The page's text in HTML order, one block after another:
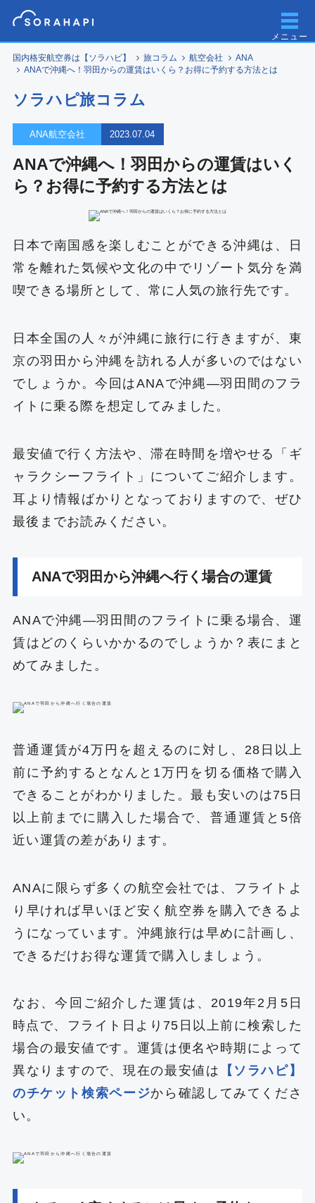
メニュー
国内格安航空券は【ソラハピ】 旅コラム 航空会社
ANA
ANAで沖縄へ！羽田からの運賃はいくら？お得に予約する方法とは
ソラハピ旅コラム
ANA航空会社 2023.07.04
ANAで沖縄へ！羽田からの運賃はいく
ら？お得に予約する方法とは
日本で南国感を楽しむことができる沖縄は、日
常を離れた気候や文化の中でリゾート気分を満
喫できる場所として、常に人気の旅行先です。
日本全国の人々が沖縄に旅行に行きますが、東
京の羽田から沖縄を訪れる人が多いのではない
でしょうか。今回はANAで沖縄―羽田間のフラ
イトに乗る際を想定してみました。
最安値で行く方法や、滞在時間を増やせる「ギ
ャラクシーフライト」についてご紹介します。
耳より情報ばかりとなっておりますので、ぜひ
最後までお読みください。
ANAで羽田から沖縄へ行く場合の運賃
ANAで沖縄―羽田間のフライトに乗る場合、運
賃はどのくらいかかるのでしょうか？表にまと
めてみました。
普通運賃が4万円を超えるのに対し、28日以上
前に予約するとなんと1万円を切る価格で購入
できることがわかりました。最も安いのは75日
以上前までに購入した場合で、普通運賃と5倍
近い運賃の差があります。
ANAに限らず多くの航空会社では、フライトよ
り早ければ早いほど安く航空券を購入できるよ
うになっています。沖縄旅行は早めに計画し、
できるだけお得な運賃で購入しましょう。
なお、今回ご紹介した運賃は、2019年2月5日
時点で、フライト日より75日以上前に検索した
場合の最安値です。運賃は便名や時期によって
異なりますので、現在の最安値は
【ソラハピ】
のチケット検索ページから確認してみてくださ
い。